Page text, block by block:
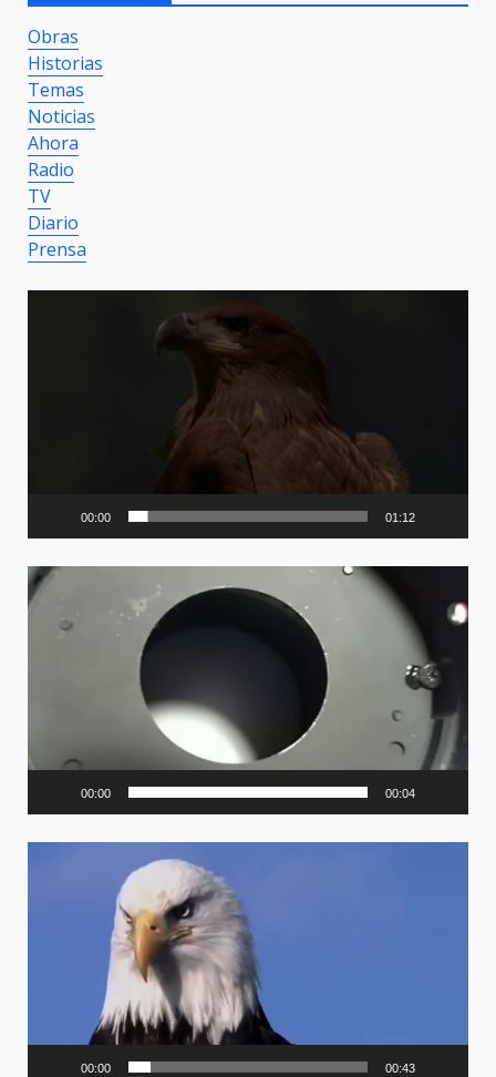
Obras
Historias
Temas
Noticias
Ahora
Radio
TV
Diario
Prensa
00:00 01:12
Video
Player
00:00 00:04
00:00 00:43